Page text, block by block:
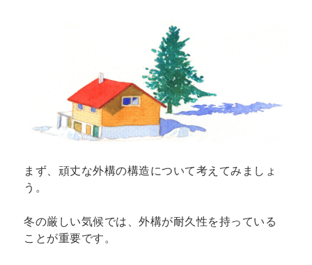
まず、頑丈な外構の構造について考えてみましょ
う。
冬の厳しい気候では、外構が耐久性を持っている
ことが重要です。